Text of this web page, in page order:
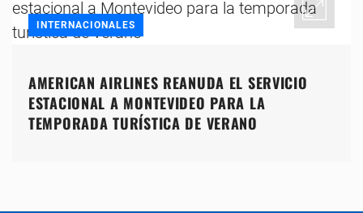
INTERNACIONALES
AMERICAN AIRLINES REANUDA EL SERVICIO
ESTACIONAL A MONTEVIDEO PARA LA
TEMPORADA TURÍSTICA DE VERANO